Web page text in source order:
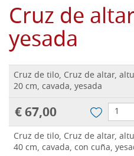
Cruz de
yesada
Cruz de tilo, Cruz de altar,
20 cm, cavada, yesada
€ 67,00
Cruz de tilo, Cruz de altar,
40 cm, cavada, con cuña,